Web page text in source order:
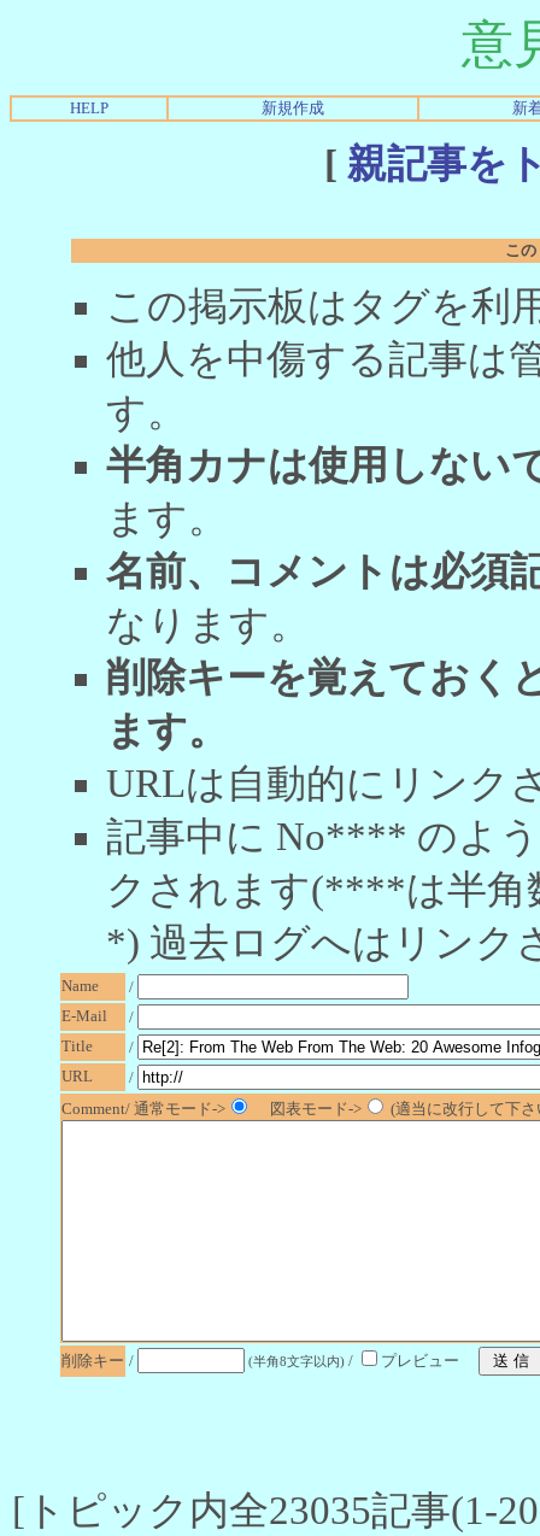
意
HELP 新規作成 新
[ 親記事を
こ
この掲示板はタグを利
他人を中傷する記事は
す。
半角カナは使用しない
ます。
名前、コメントは必須
なります。
削除キーを覚えておく
ます。
URLは自動的にリンク
記事中に No**** のよ
クされます(****は半角
*) 過去ログへはリンク
Name
/
E-Mail
/
Title
/
URL
/
Comment/ 通常モード->
図表モード-> (適当に改行して下
削除キー / (半角8文字以内) / プレビュー
[トピック内全23035記事(1-